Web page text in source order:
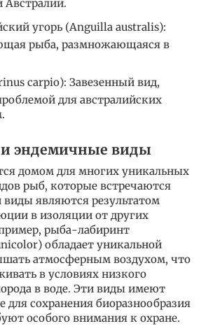
Австралии.
угорь (Anguilla australis):
рыба, размножающаяся в
carpio): Завезенный вид,
для австралийских
эндемичные виды
домом для многих уникальных
рыб, которые встречаются
виды являются результатом
в изоляции от других
рыба-лабиринт
обладает уникальной
атмосферным воздухом, что
в условиях низкого
в воде. Эти виды имеют
для сохранения биоразнообразия
особого внимания к охране.